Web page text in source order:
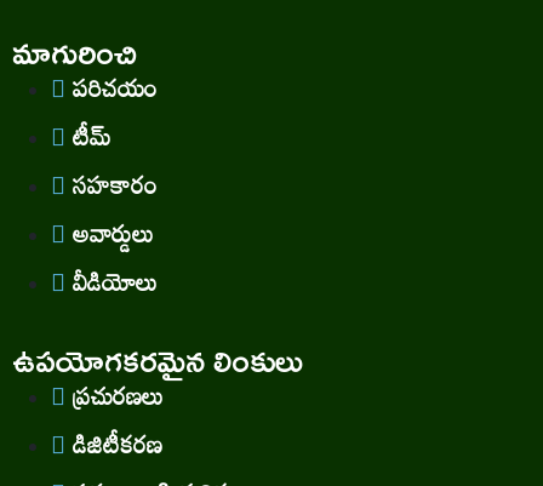
మాగురించి
పరిచయం
టీమ్
సహకారం
అవార్డులు
వీడియోలు
ఉపయోగకరమైన లింకులు
ప్రచురణలు
డిజిటీకరణ